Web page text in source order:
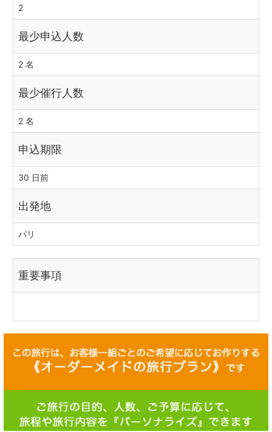
2
最少申込人数
2 名
最少催行人数
2 名
申込期限
30 日前
出発地
パリ
重要事項